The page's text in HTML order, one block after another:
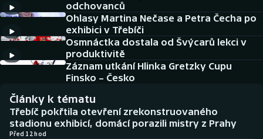
DALŠÍ SPORTY
Americký fotbal
Baseball a softbal
Basketbal
Biatlon
NEPŘEHLÉDNĚTE
Soutěže
Historické návraty
Aplikace ČT sport
odchovanců
Ohlasy Martina Nečase a Petra Čecha po
exhibici v Třebíči
Osmnáctka dostala od Švýcarů lekci v
produktivitě
Záznam utkání Hlinka Gretzky Cupu
Finsko – Česko
Články k tématu
Třebíč pokřtila otevření zrekonstruovaného
stadionu exhibicí, domácí porazili mistry z Prahy
Před 12 hod